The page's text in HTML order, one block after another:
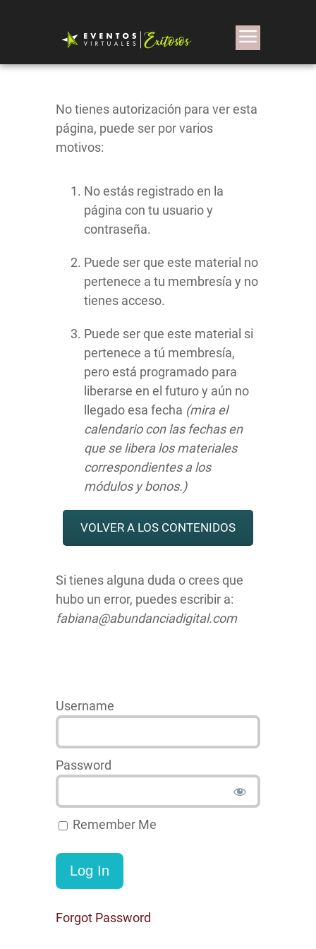
No tienes autorización para ver esta
página, puede ser por varios
motivos:
No estás registrado en la
página con tu usuario y
contraseña.
Puede ser que este material no
pertenece a tu membresía y no
tienes acceso.
Puede ser que este material si
pertenece a tú membresía,
pero está programado para
liberarse en el futuro y aún no
llegado esa fecha (mira el
calendario con las fechas en
que se libera los materiales
correspondientes a los
módulos y bonos.)
VOLVER A LOS CONTENIDOS
Si tienes alguna duda o crees que
hubo un error, puedes escribir a:
fabiana@abundanciadigital.com
Username
Password
Remember Me
Forgot Password